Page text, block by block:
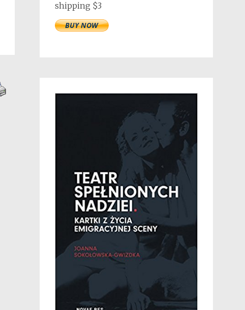
shipping $3